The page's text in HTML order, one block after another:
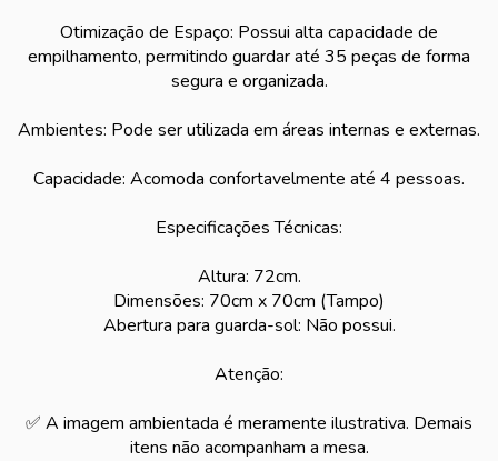
Otimização de Espaço: Possui alta capacidade de
empilhamento, permitindo guardar até 35 peças de forma
segura e organizada.
Ambientes: Pode ser utilizada em áreas internas e externas.
Capacidade: Acomoda confortavelmente até 4 pessoas.
Especificações Técnicas:
Altura: 72cm.
Dimensões: 70cm x 70cm (Tampo)
Abertura para guarda-sol: Não possui.
Atenção:
✅ A imagem ambientada é meramente ilustrativa. Demais
itens não acompanham a mesa.